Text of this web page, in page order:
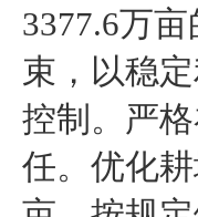
3377.6万
束，以稳
控制。严
任。优化